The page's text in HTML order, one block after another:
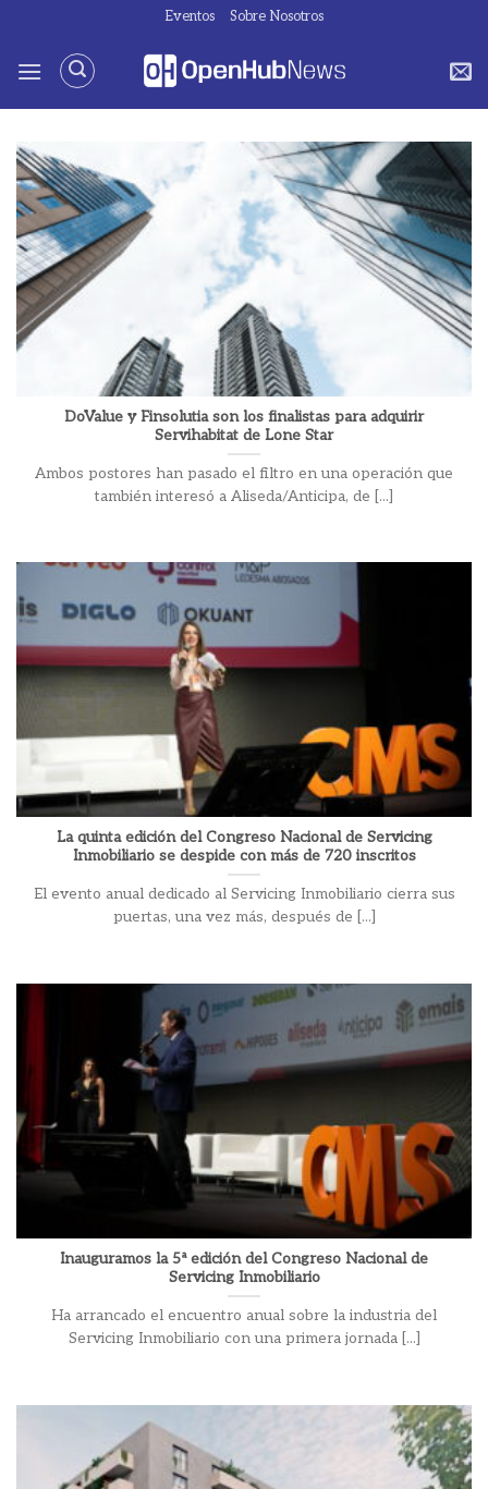
contenido
Eventos Sobre Nosotros
DoValue y Finsolutia son los finalistas para adquirir
Servihabitat de Lone Star
Ambos postores han pasado el filtro en una operación que
también interesó a Aliseda/Anticipa, de [...]
La quinta edición del Congreso Nacional de Servicing
Inmobiliario se despide con más de 720 inscritos
El evento anual dedicado al Servicing Inmobiliario cierra sus
puertas, una vez más, después de [...]
Inauguramos la 5ª edición del Congreso Nacional de
Servicing Inmobiliario
Ha arrancado el encuentro anual sobre la industria del
Servicing Inmobiliario con una primera jornada [...]